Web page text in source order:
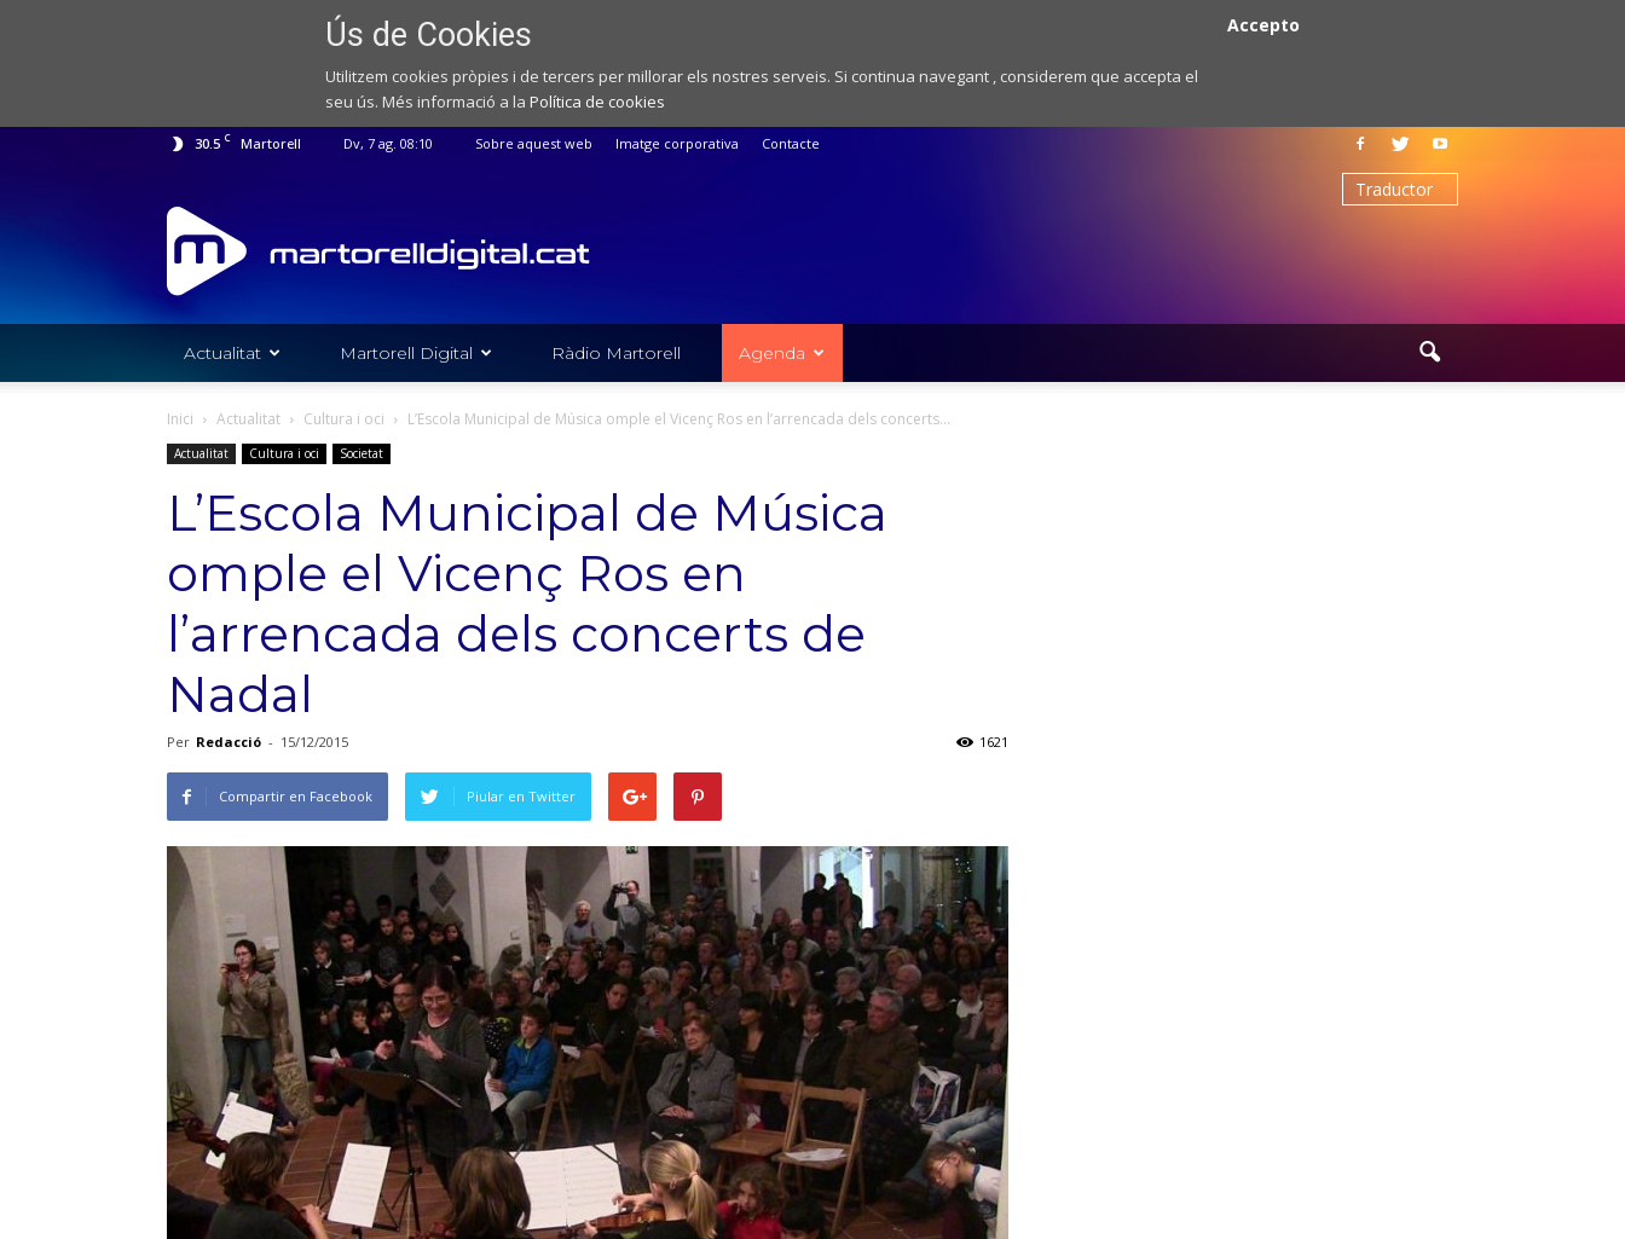
Ús de Cookies
Utilitzem cookies pròpies i de tercers per millorar els nostres serveis. Si continua navegant , considerem que accepta el
seu ús. Més informació a la Política de cookies
Accepto
30.5 C Martorell Dv, 7 ag. 08:10 Sobre aquest web Imatge corporativa Contacte
Web
de
notícies
de
l'Ajuntament
Martorell
Actualitat Martorell Digital Ràdio Martorell Agenda
Inici Actualitat Cultura i oci L’Escola Municipal de Música omple el Vicenç Ros en l’arrencada dels concerts...
Actualitat Cultura i oci Societat
L’Escola Municipal de Música
omple el Vicenç Ros en
l’arrencada dels concerts de
Nadal
Per Redacció - 15/12/2015 1621
Compartir en Facebook Piular en Twitter